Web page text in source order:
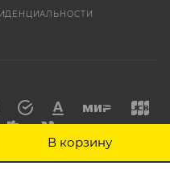
В корзину
для хобби Арма